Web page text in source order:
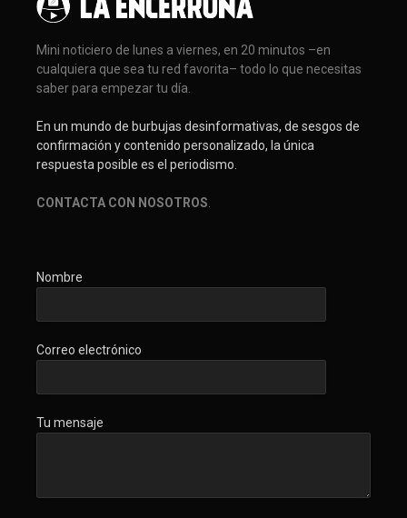
Mini noticiero de lunes a viernes, en 20 minutos –en
cualquiera que sea tu red favorita– todo lo que necesitas
saber para empezar tu día.
En un mundo de burbujas desinformativas, de sesgos de
confirmación y contenido personalizado, la única
respuesta posible es el periodismo.
CONTACTA CON NOSOTROS.
Nombre
Correo electrónico
Tu mensaje